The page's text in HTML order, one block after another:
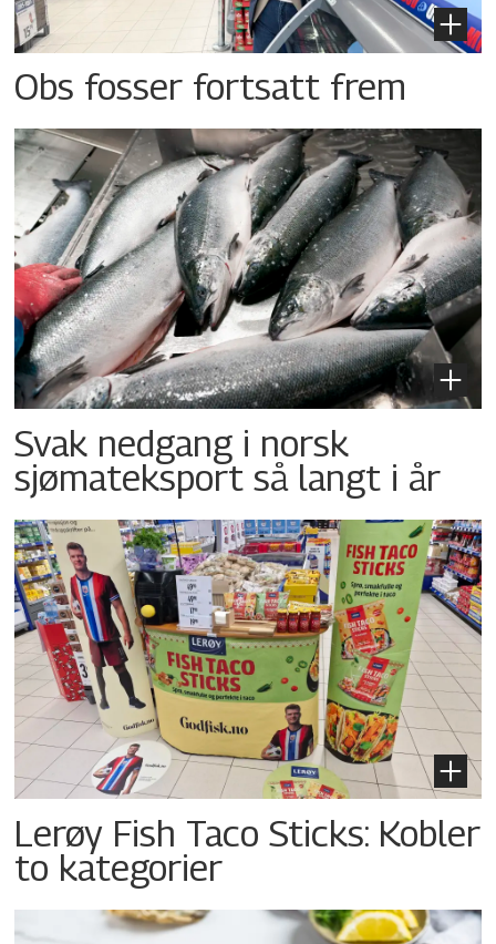
Obs fosser fortsatt frem
Svak nedgang i norsk
sjømateksport så langt i år
Lerøy Fish Taco Sticks: Kobler
to kategorier